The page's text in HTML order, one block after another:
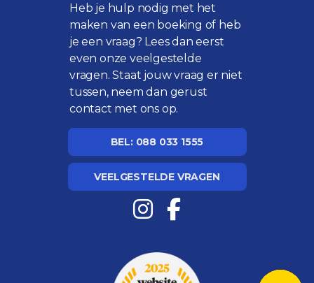
Heb je hulp nodig met het
maken van een boeking of heb
je een vraag? Lees dan eerst
even onzeveelgestelde
vragen. Staat jouw vraag er niet
tussen, neem dan gerust
contact met ons op.
BEL: 088 033 1555
VEELGESTELDE VRAGEN